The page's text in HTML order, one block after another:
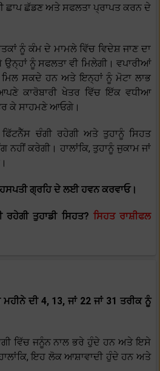
ਛਾਪ ਛੱਡਣ ਅਤੇ ਸਫਲਤਾ ਪ੍ਰਾਪਤ ਕਰਨ ਦੇ
ਨੂੰ ਕੰਮ ਦੇ ਮਾਮਲੇ ਵਿੱਚ ਵਿਦੇਸ਼ ਜਾਣ ਦਾ
ਨੂੰ ਸਫਲਤਾ ਵੀ ਮਿਲੇਗੀ। ਵਪਾਰੀਆਂ
ਸਕਦੇ ਹਨ ਅਤੇ ਇਨ੍ਹਾਂ ਨੂੰ ਮੋਟਾ ਲਾਭ
ਕਾਰੋਬਾਰੀ ਖੇਤਰ ਵਿੱਚ ਇੱਕ ਵਧੀਆ
ਕੇ ਸਾਹਮਣੇ ਆਓਗੇ।
ਚੰਗੀ ਰਹੇਗੀ ਅਤੇ ਤੁਹਾਨੂੰ ਸਿਹਤ
ਕਰੇਗੀ। ਹਾਲਾਂਕਿ, ਤੁਹਾਨੂੰ ਜੁਕਾਮ ਜਾਂ
ਗ੍ਰਹਿ ਦੇ ਲਈ ਹਵਨ ਕਰਵਾਓ।
ਰਹੇਗੀ ਤੁਹਾਡੀ ਸਿਹਤ? ਸਿਹਤ ਰਾਸ਼ੀਫਲ
ਦੀ 4, 13, ਜਾਂ 22 ਜਾਂ 31 ਤਰੀਕ ਨੂੰ
ਵਿੱਚ ਜਨੂੰਨ ਨਾਲ ਭਰੇ ਹੁੰਦੇ ਹਨ ਅਤੇ ਇਸੇ
ਇਹ ਲੋਕ ਆਸ਼ਾਵਾਦੀ ਹੁੰਦੇ ਹਨ ਅਤੇ